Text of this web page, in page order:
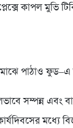
কাপল মুভি
পাঠাও ফুড–এ
সম্পন্ন এবং
মধ্যে